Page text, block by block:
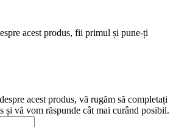
acest produs, fii primul și pune-ți
acest produs, vă rugăm să completați
și vă vom răspunde cât mai curând posibil.